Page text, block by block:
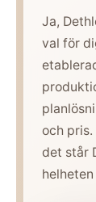
Ja,
val för
och pris.
det står